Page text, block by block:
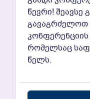
წევრი! შეავსე
გავაგრძელოთ
კონფერენციის
რომელსაც
წელს.